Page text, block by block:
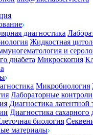
диагностика
Жидкостная
и
диабета Микроскопия
Микробиология
Лабораторные контроли
Диагностика латентной
Диагностика сахарного
биология
материалы